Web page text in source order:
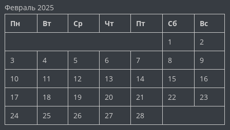
Февраль 2025
Пн
Вт Ср Чт Пт Сб
Вс
1
2
3
4 5 6 7 8
9
10
11 12 13 14 15
16
17
18 19 20 21 22
23
24
25 26 27 28